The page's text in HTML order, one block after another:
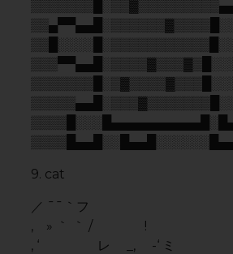
(¯`v´¯)
| l ｀ ｰｰ -‐»ゝ､,,)).
`·.¸.·´
ヽ.ー─’´)
10. Средние пальцы / Middle
fingers
…………/´¯/)…………..(¯`…… ……
…………/….//…………..\….………..
……/´¯/…./´¯…………/¯` ….¯`…..
…/./…/…./…./.|_….._|.….….……
(.(….(….(…./.)..)…..(..(.….)….)….).)